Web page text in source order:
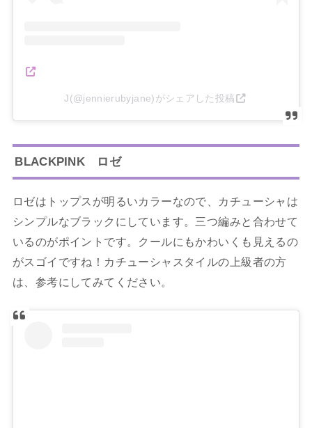
J(@jennierubyjane)がシェアした投稿
BLACKPINK ロゼ
ロゼはトップスが明るいカラーなので、カチューシャは
シンプルなブラックにしています。三つ編みと合わせて
いるのがポイントです。クールにもかわいくも見えるの
がスゴイですね！カチューシャスタイルの上級者の方
は、参考にしてみてください。